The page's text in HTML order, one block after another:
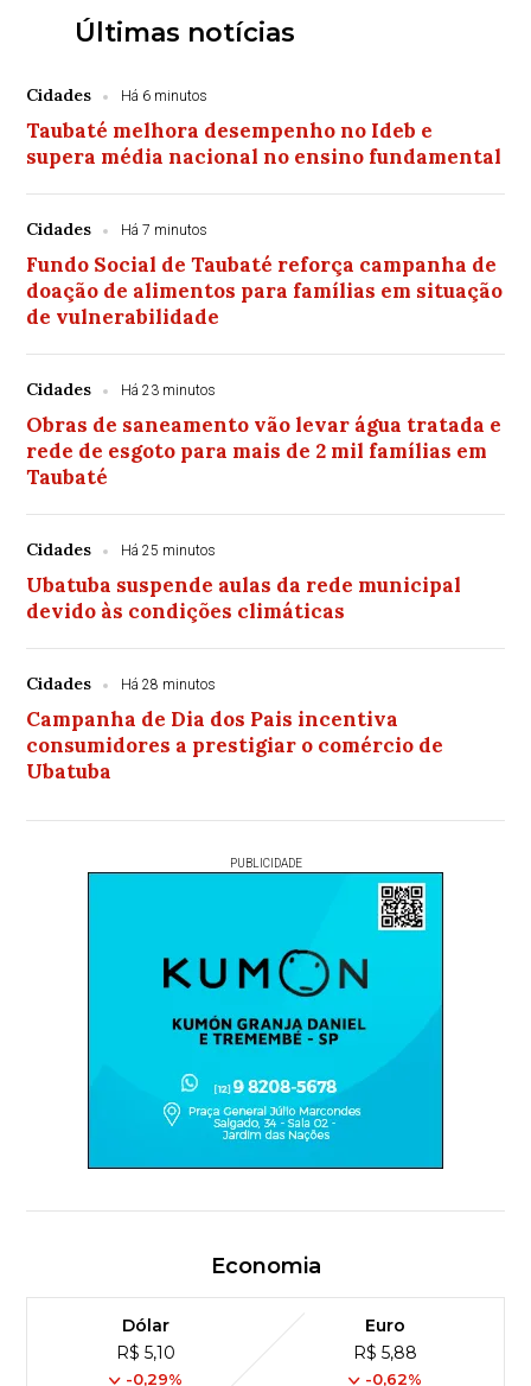
Últimas notícias
Cidades Há 6 minutos
Taubaté melhora desempenho no Ideb e
supera média nacional no ensino fundamental
Cidades Há 7 minutos
Fundo Social de Taubaté reforça campanha de
doação de alimentos para famílias em situação
de vulnerabilidade
Cidades Há 23 minutos
Obras de saneamento vão levar água tratada e
rede de esgoto para mais de 2 mil famílias em
Taubaté
Cidades Há 25 minutos
Ubatuba suspende aulas da rede municipal
devido às condições climáticas
Cidades Há 28 minutos
Campanha de Dia dos Pais incentiva
consumidores a prestigiar o comércio de
Ubatuba
PUBLICIDADE
Economia
Dólar
R$ 5,10
-0,29%
Euro
R$ 5,88
-0,62%